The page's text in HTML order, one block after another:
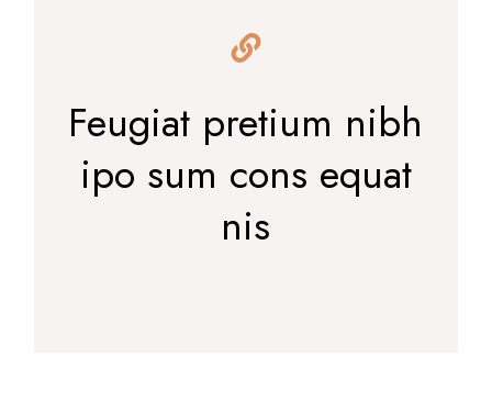
Feugiat pretium nibh
ipo sum cons equat
nis